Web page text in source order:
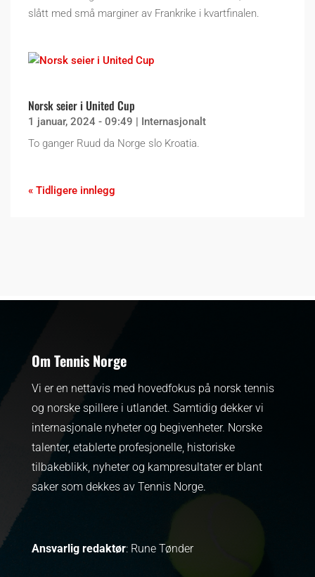
slått med små marginer av Frankrike i kvartfinalen.
Norsk seier i United Cup
1 januar, 2024 - 09:49 | Internasjonalt
To ganger Ruud da Norge slo Kroatia.
« Tidligere innlegg
Om Tennis Norge
Vi er en nettavis med hovedfokus på norsk tennis
og norske spillere i utlandet. Samtidig dekker vi
internasjonale nyheter og begivenheter. Norske
talenter, etablerte profesjonelle, historiske
tilbakeblikk, nyheter og kampresultater er blant
saker som dekkes av Tennis Norge.
Ansvarlig redaktør: Rune Tønder